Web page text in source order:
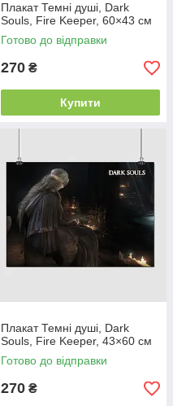
Плакат Темні душі, Dark
Souls, Fire Keeper, 60×43 см
Готово до відправки
270 ₴
Купити
Плакат Темні душі, Dark
Souls, Fire Keeper, 43×60 см
Готово до відправки
270 ₴